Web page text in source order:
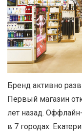
Бренд активно
Первый магазин
лет назад.
в 7 городах: